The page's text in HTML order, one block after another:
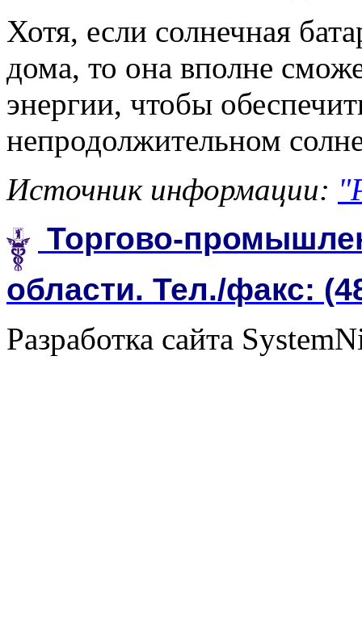
Хотя, если солнечная
дома, то она вполне
энергии, чтобы
непродолжительном
Источник информации:
Торгово-
области. Тел./факс:
Разработка сайта